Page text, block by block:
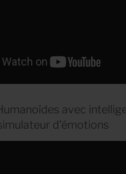
avec
d’émotions